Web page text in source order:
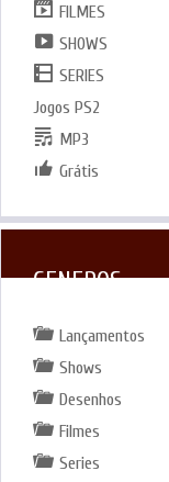
FILMES
SHOWS
SERIES
Jogos PS2
MP3
Grátis
GENEROS
Lançamentos
Shows
Desenhos
Filmes
Series